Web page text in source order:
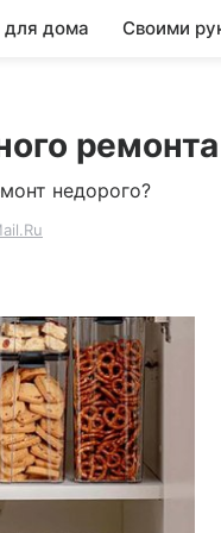
для дома Своими
ремонта
недорого?